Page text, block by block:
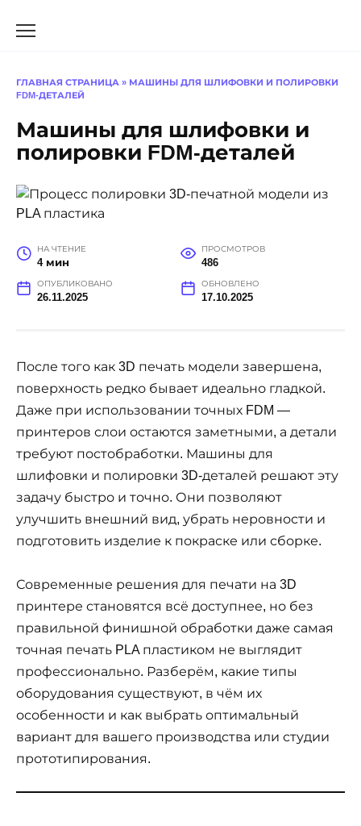
ГЛАВНАЯ СТРАНИЦА » МАШИНЫ ДЛЯ ШЛИФОВКИ И ПОЛИРОВКИ
FDM-ДЕТАЛЕЙ
Машины для шлифовки и
полировки FDM-деталей
НА ЧТЕНИЕ
4 мин
ПРОСМОТРОВ
486
ОПУБЛИКОВАНО
26.11.2025
ОБНОВЛЕНО
17.10.2025
После того как 3D печать модели завершена,
поверхность редко бывает идеально гладкой.
Даже при использовании точных FDM —
принтеров слои остаются заметными, а детали
требуют постобработки. Машины для
шлифовки и полировки 3D-деталей решают эту
задачу быстро и точно. Они позволяют
улучшить внешний вид, убрать неровности и
подготовить изделие к покраске или сборке.
Современные решения для печати на 3D
принтере становятся всё доступнее, но без
правильной финишной обработки даже самая
точная печать PLA пластиком не выглядит
профессионально. Разберём, какие типы
оборудования существуют, в чём их
особенности и как выбрать оптимальный
вариант для вашего производства или студии
прототипирования.